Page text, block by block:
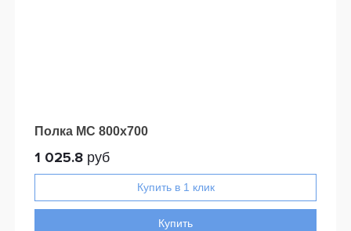
Полка МС 800x700
1 025.8 руб
Купить